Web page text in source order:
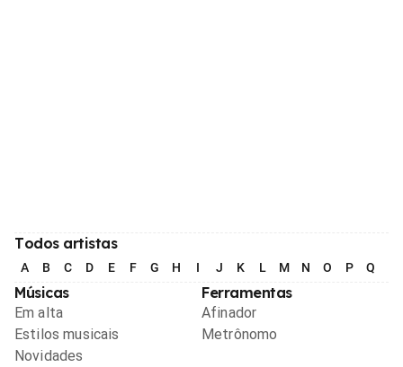
Todos artistas
A B C D E F G H I J K L M N O P Q
Músicas
Em alta
Estilos musicais
Novidades
Ferramentas
Afinador
Metrônomo